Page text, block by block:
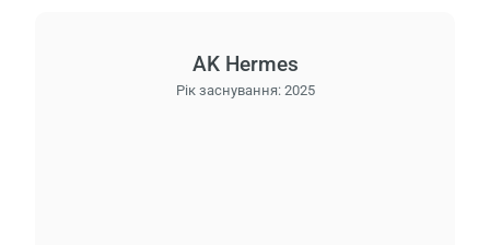
AK Hermes
Рік заснування: 2025